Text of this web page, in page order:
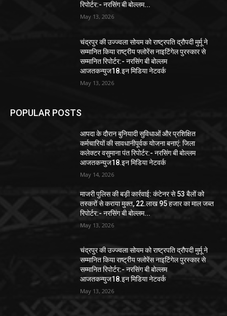
रिपोर्टर:- नरसिंग बी बोल्लम...
May 13, 2026
चंद्रपुर की उज्ज्वला सोयम को राष्ट्रपति द्रौपदी मुर्मू ने
सम्मानित किया राष्ट्रीय फ्लोरेंस नाइटिंगेल पुरस्कार से
सम्मानित रिपोर्टर:- नरसिंग बी बोल्लम
आजतकन्युज18.इन मिडिया नेटवर्क
May 13, 2026
POPULAR POSTS
आपदा के दौरान बुनियादी सुविधाओं और प्रशिक्षित
कर्मचारियों की सावधानीपूर्वक योजना बनाएं: जिला
कलेक्टर वसुमाना पंत रिपोर्टर:- नरसिंग बी बोल्लम
आजतकन्युज18.इन मिडिया नेटवर्क
May 14, 2026
माजरी पुलिस की बड़ी कार्रवाई: कंटेनर से 53 बैलों को
तस्करों से कराया मुक्त, 22.लाख 95 हजार का माल जब्त
रिपोर्टर:- नरसिंग बी बोल्लम...
May 13, 2026
चंद्रपुर की उज्ज्वला सोयम को राष्ट्रपति द्रौपदी मुर्मू ने
सम्मानित किया राष्ट्रीय फ्लोरेंस नाइटिंगेल पुरस्कार से
सम्मानित रिपोर्टर:- नरसिंग बी बोल्लम
आजतकन्युज18.इन मिडिया नेटवर्क
May 13, 2026